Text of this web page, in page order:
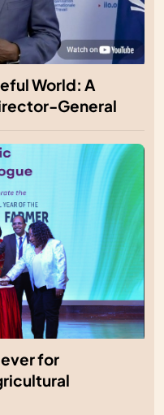
World: A
General
for